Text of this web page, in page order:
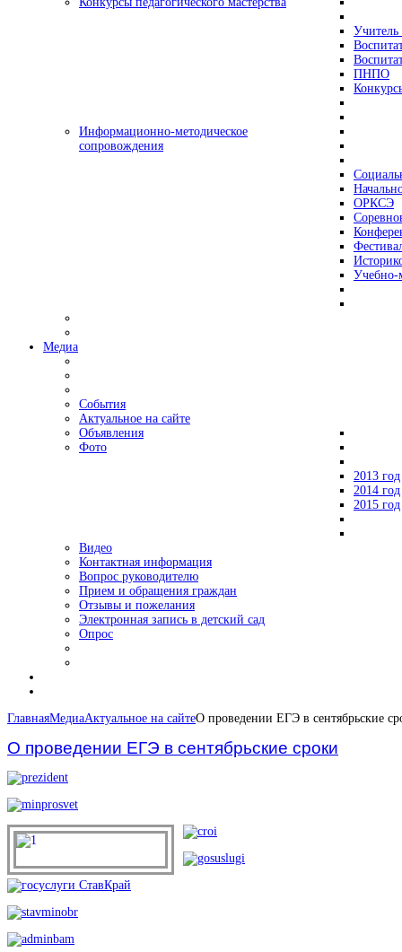
Учитель
ПНПО
Информационно-методическое
сопровождения
ОРКСЭ
Учебно-
Медиа
События
Актуальное на сайте
Объявления
Фото
2013 год
2014 год
2015 год
Видео
Контактная информация
Вопрос руководителю
Прием и обращения граждан
Отзывы и пожелания
Электронная запись в детский сад
Опрос
ГлавнаяМедиаАктуальное на сайтеО проведении ЕГЭ в сентябрьские
О проведении ЕГЭ в сентябрьские сроки